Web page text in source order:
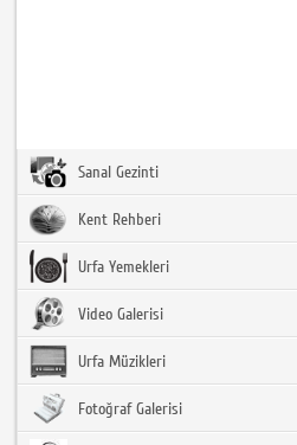
Sanal Gezinti
Kent Rehberi
Urfa Yemekleri
Video Galerisi
Urfa Müzikleri
Fotoğraf Galerisi